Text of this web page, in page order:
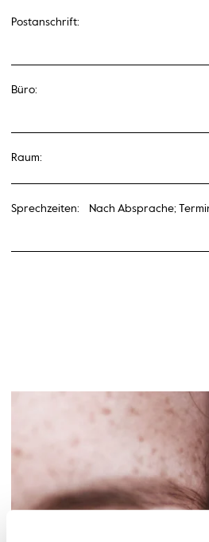
Postanschrift:
Büro:
Raum:
Sprechzeiten:
Nach Absprache;